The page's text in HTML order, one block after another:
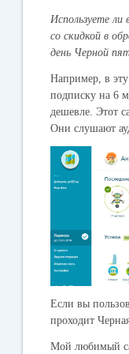
Используете
со скидкой в
день Черной
Например, в
подписку на 6
дешевле. Этот
Они слушают
Если вы
проходит
Мой любимый